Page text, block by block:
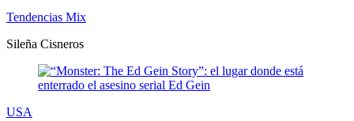
Tendencias Mix
Sileña Cisneros
USA